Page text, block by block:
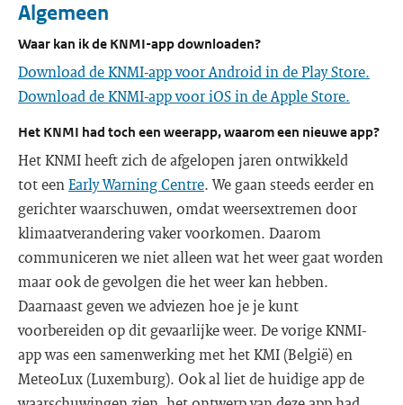
Algemeen
Waar kan ik de KNMI-app downloaden?
Download de KNMI-app voor Android in de Play Store.
Download de KNMI-app voor iOS in de Apple Store.
Het KNMI had toch een weerapp, waarom een nieuwe app?
Het KNMI heeft zich de afgelopen jaren ontwikkeld
tot een Early Warning Centre. We gaan steeds eerder en
gerichter waarschuwen, omdat weersextremen door
klimaatverandering vaker voorkomen. Daarom
communiceren we niet alleen wat het weer gaat worden
maar ook de gevolgen die het weer kan hebben.
Daarnaast geven we adviezen hoe je je kunt
voorbereiden op dit gevaarlijke weer. De vorige KNMI-
app was een samenwerking met het KMI (België) en
MeteoLux (Luxemburg). Ook al liet de huidige app de